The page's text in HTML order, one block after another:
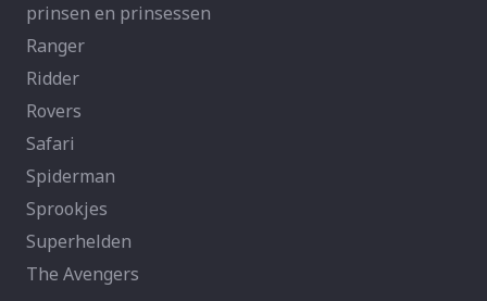
prinsen en prinsessen
Ranger
Ridder
Rovers
Safari
Spiderman
Sprookjes
Superhelden
The Avengers